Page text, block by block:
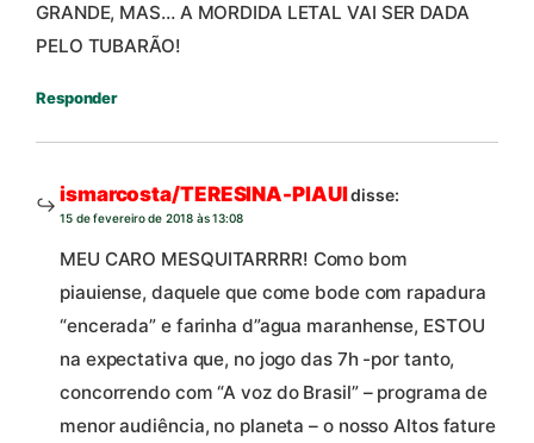
GRANDE, MAS… A MORDIDA LETAL VAI SER DADA
PELO TUBARÃO!
Responder
ismarcosta/TERESINA-PIAUIdisse:
15 de fevereiro de 2018 às 13:08
MEU CARO MESQUITARRRR! Como bom
piauiense, daquele que come bode com rapadura
“encerada” e farinha d”agua maranhense, ESTOU
na expectativa que, no jogo das 7h -por tanto,
concorrendo com “A voz do Brasil” – programa de
menor audiência, no planeta – o nosso Altos fature